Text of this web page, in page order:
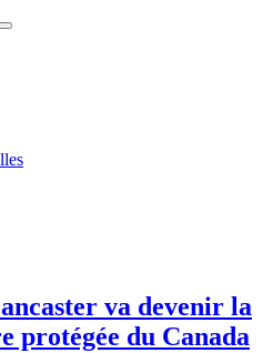
va devenir la
protégée du Canada